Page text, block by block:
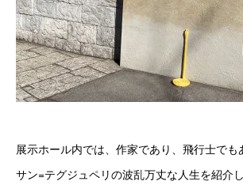
展示ホール内では、作家であり、飛行士でも
サン=テグジュペリの波乱万丈な人生を紹介し